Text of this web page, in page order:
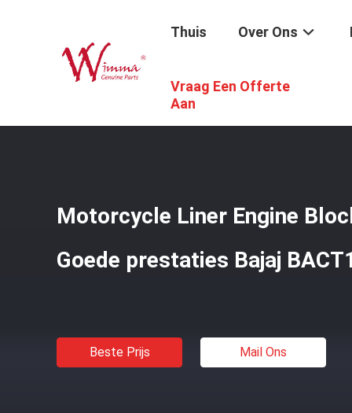
Thuis Over Ons
Vraag Een Offerte
Aan
Thuis / De Vervangstukken Van De
Motorcycle Liner Engine
Goede prestaties Bajaj
Beste Prijs Mail Ons